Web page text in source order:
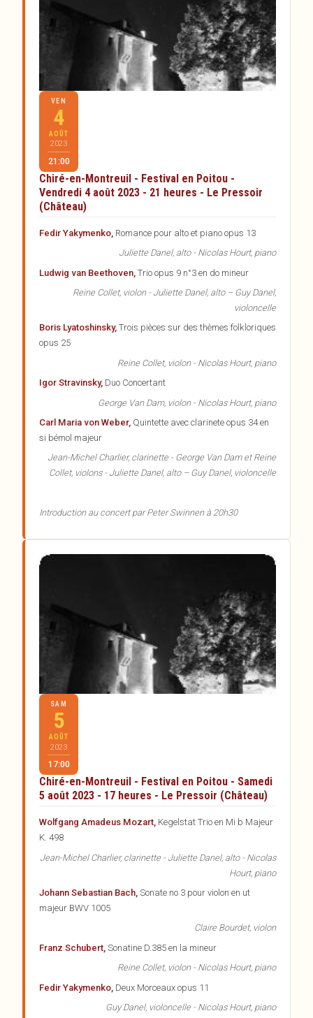
Artistes
Réservations
Inscription à la newsletter
VEN
4
AOÛT
2023
21:00
Chiré-en-Montreuil - Festival en Poitou -
Vendredi 4 août 2023 - 21 heures - Le Pressoir
(Château)
Fedir Yakymenko, Romance pour alto et piano opus 13
Juliette Danel, alto - Nicolas Hourt, piano
Ludwig van Beethoven, Trio opus 9 n°3 en do mineur
Reine Collet, violon - Juliette Danel, alto – Guy Danel,
violoncelle
Boris Lyatoshinsky, Trois pièces sur des thèmes folkloriques
opus 25
Reine Collet, violon - Nicolas Hourt, piano
Igor Stravinsky, Duo Concertant
George Van Dam, violon - Nicolas Hourt, piano
Carl Maria von Weber, Quintette avec clarinete opus 34 en
si bémol majeur
Jean-Michel Charlier, clarinette - George Van Dam et Reine
Collet, violons - Juliette Danel, alto – Guy Danel, violoncelle
Introduction au concert par Peter Swinnen à 20h30
SAM
5
AOÛT
2023
17:00
Chiré-en-Montreuil - Festival en Poitou - Samedi
5 août 2023 - 17 heures - Le Pressoir (Château)
Wolfgang Amadeus Mozart, Kegelstat Trio en Mi b Majeur
K. 498
Jean-Michel Charlier, clarinette - Juliette Danel, alto - Nicolas
Hourt, piano
Johann Sebastian Bach, Sonate no 3 pour violon en ut
majeur BWV 1005
Claire Bourdet, violon
Franz Schubert, Sonatine D.385 en la mineur
Reine Collet, violon - Nicolas Hourt, piano
Fedir Yakymenko, Deux Morceaux opus 11
Guy Danel, violoncelle - Nicolas Hourt, piano